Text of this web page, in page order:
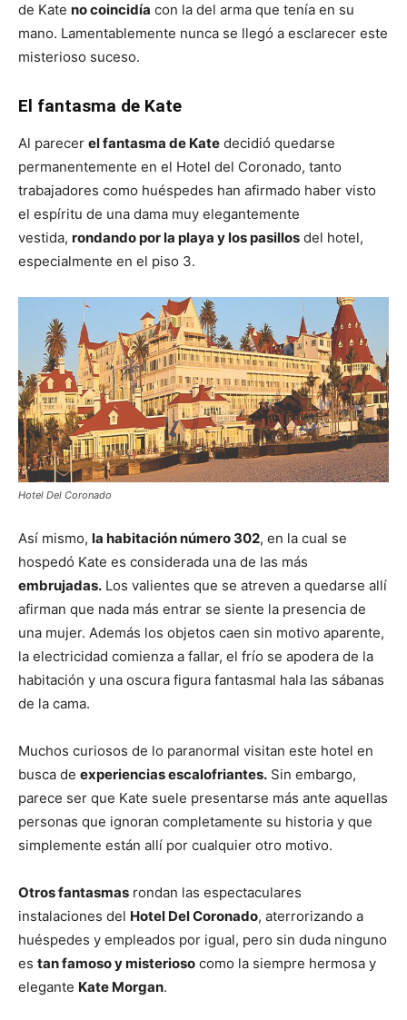
de Kate no coincidía con la del arma que tenía en su
mano. Lamentablemente nunca se llegó a esclarecer este
misterioso suceso.
El fantasma de Kate
Al parecer el fantasma de Kate decidió quedarse
permanentemente en el Hotel del Coronado, tanto
trabajadores como huéspedes han afirmado haber visto
el espíritu de una dama muy elegantemente
vestida, rondando por la playa y los pasillos del hotel,
especialmente en el piso 3.
Hotel Del Coronado
Así mismo, la habitación número 302, en la cual se
hospedó Kate es considerada una de las más
embrujadas. Los valientes que se atreven a quedarse allí
afirman que nada más entrar se siente la presencia de
una mujer. Además los objetos caen sin motivo aparente,
la electricidad comienza a fallar, el frío se apodera de la
habitación y una oscura figura fantasmal hala las sábanas
de la cama.
Muchos curiosos de lo paranormal visitan este hotel en
busca de experiencias escalofriantes. Sin embargo,
parece ser que Kate suele presentarse más ante aquellas
personas que ignoran completamente su historia y que
simplemente están allí por cualquier otro motivo.
Otros fantasmas rondan las espectaculares
instalaciones del Hotel Del Coronado, aterrorizando a
huéspedes y empleados por igual, pero sin duda ninguno
es tan famoso y misterioso como la siempre hermosa y
elegante Kate Morgan.